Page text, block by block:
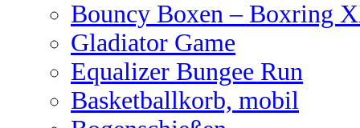
Bouncy Boxen – Boxring
Gladiator Game
Equalizer Bungee Run
Basketballkorb, mobil